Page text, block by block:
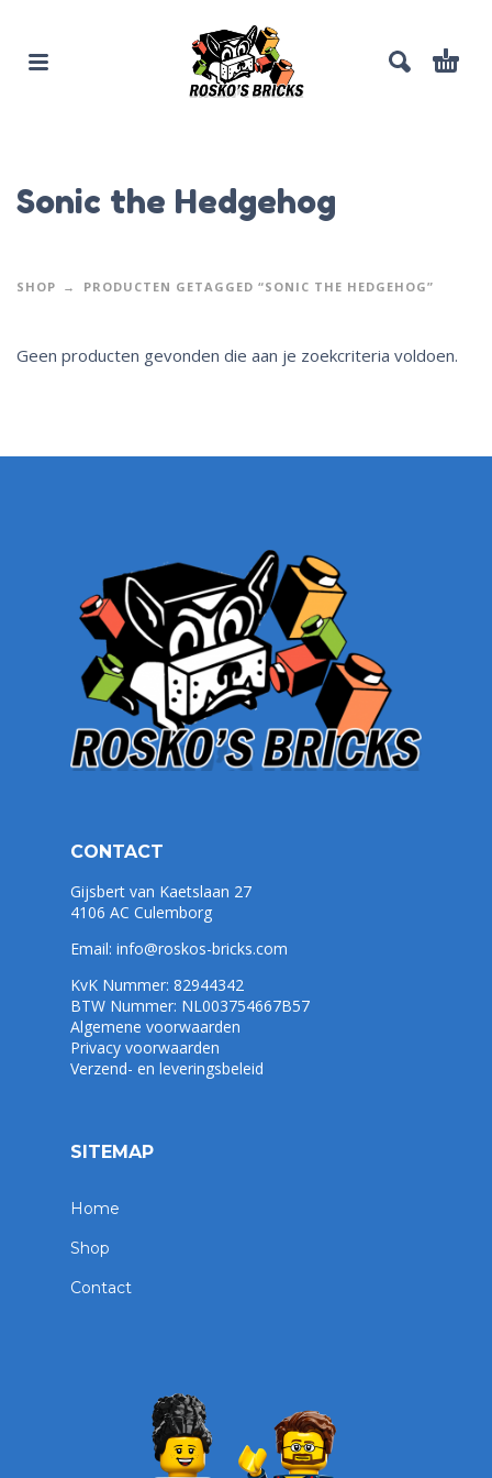
Sonic the Hedgehog
SHOP PRODUCTEN GETAGGED “SONIC THE HEDGEHOG”
Geen producten gevonden die aan je zoekcriteria voldoen.
CONTACT
Gijsbert van Kaetslaan 27
4106 AC Culemborg
Email: info@roskos-bricks.com
KvK Nummer: 82944342
BTW Nummer: NL003754667B57
Algemene voorwaarden
Privacy voorwaarden
Verzend- en leveringsbeleid
SITEMAP
Home
Shop
Contact